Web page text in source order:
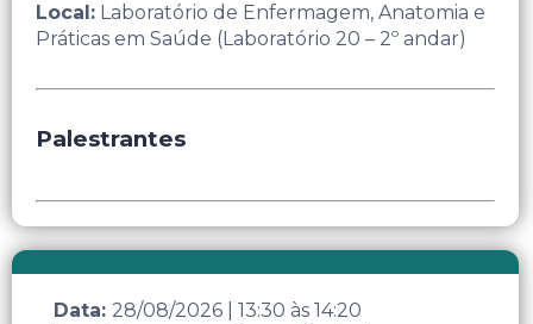
Local: Laboratório de Enfermagem, Anatomia e
Práticas em Saúde (Laboratório 20 – 2º andar)
Palestrantes
Data: 28/08/2026 13:30 às 14:20